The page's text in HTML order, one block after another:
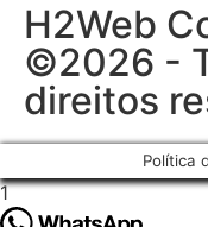
H2Web
©2026 -
direitos
Política
1